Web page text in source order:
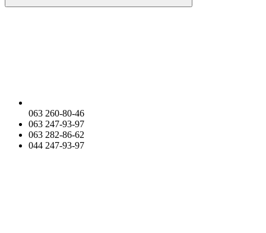
063 260-80-46
063 247-93-97
063 282-86-62
044 247-93-97